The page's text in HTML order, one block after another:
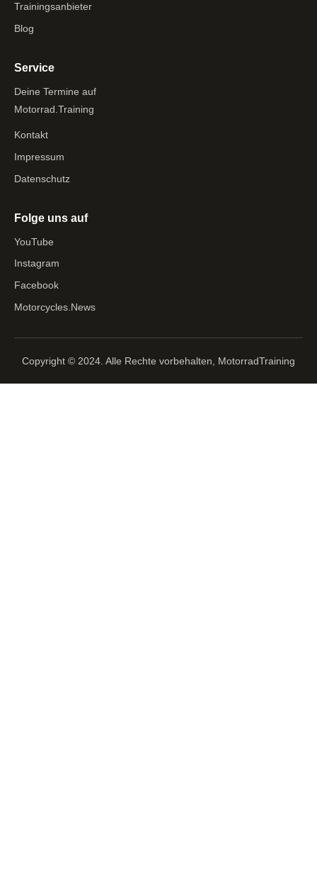
Trainingsanbieter
Blog
Service
Deine Termine auf
Motorrad.Training
Kontakt
Impressum
Datenschutz
Folge uns auf
YouTube
Instagram
Facebook
Motorcycles.News
Copyright © 2024. Alle Rechte vorbehalten, MotorradTraining